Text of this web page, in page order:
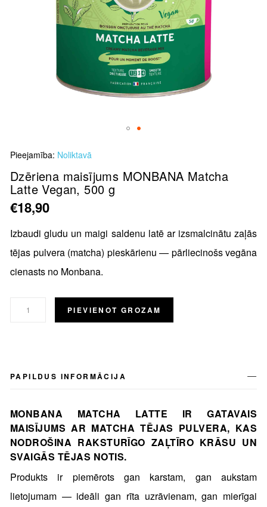
to
the
beginning
of
the
images
Pieejamība: Noliktavā
Dzēriena maisījums MONBANA Matcha
Latte Vegan, 500 g
€18,90
Izbaudi gludu un maigi saldenu latē ar izsmalcinātu zaļās
tējas pulvera (matcha) pieskārienu — pārliecinošs vegāna
cienasts no Monbana.
PIEVIENOT GROZAM
PAPILDUS INFORMĀCIJA
MONBANA MATCHA LATTE IR GATAVAIS
MAISĪJUMS AR MATCHA TĒJAS PULVERA, KAS
NODROŠINA RAKSTURĪGO ZAĻTĪRO KRĀSU UN
SVAIGĀS TĒJAS NOTIS.
Produkts ir piemērots gan karstam, gan aukstam
lietojumam — ideāli gan rīta uzrāvienam, gan mierīgai